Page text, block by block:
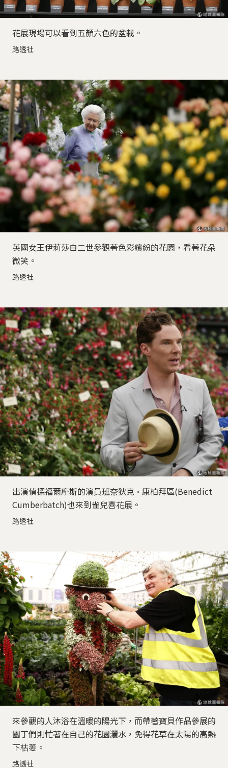
花展現場可以看到五顏六色的盆栽。
路透社
英國女王伊莉莎白二世參觀著色彩繽紛的花園，看著花朵
微笑。
路透社
出演偵探福爾摩斯的演員班奈狄克·康柏拜區(Benedict
Cumberbatch)也來到雀兒喜花展。
路透社
來參觀的人沐浴在溫暖的陽光下，而帶著寶貝作品參展的
園丁們則忙著在自己的花園灑水，免得花草在太陽的高熱
下枯萎。
路透社